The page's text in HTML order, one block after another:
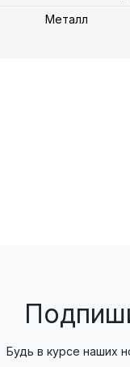
Металл
Будь в курсе наших